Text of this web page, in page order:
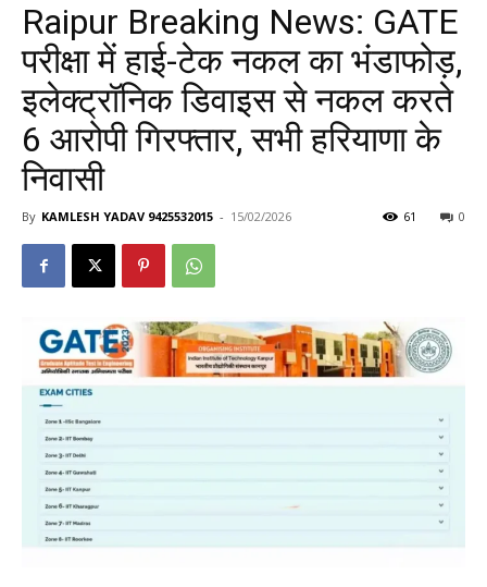
Raipur Breaking News: GATE
परीक्षा में हाई-टेक नकल का भंडाफोड़,
इलेक्ट्रॉनिक डिवाइस से नकल करते
6 आरोपी गिरफ्तार, सभी हरियाणा के
निवासी
By KAMLESH YADAV 9425532015 - 15/02/2026 0
61